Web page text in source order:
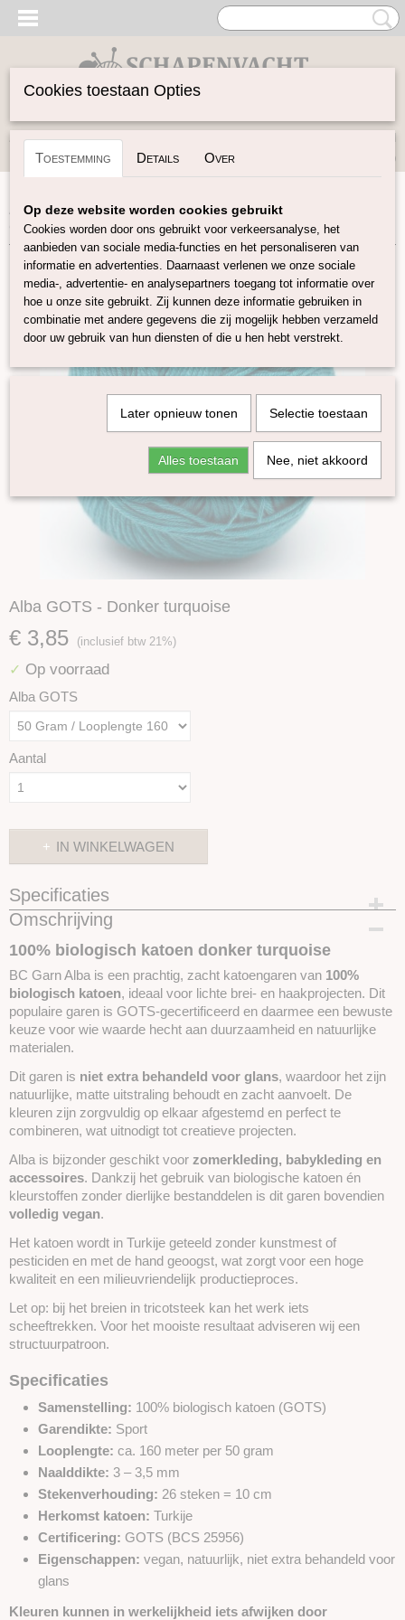
Inloggen Registreren
(0)
Home>Garen>Merken>BC Garn>Alba Gots
GOTS - Donker turquoise
Alba GOTS - Donker turquoise
€ 3,85 (inclusief btw 21%)
✓ Op voorraad
Alba GOTS
Aantal
IN WINKELWAGEN
Specificaties
Productcode
Omschrijving
100% biologisch katoen donker turquoise
BC Garn Alba is een prachtig, zacht katoengaren van 100%
biologisch katoen, ideaal voor lichte brei- en haakprojecten. Dit
populaire garen is GOTS-gecertificeerd en daarmee een bewuste
keuze voor wie waarde hecht aan duurzaamheid en natuurlijke
materialen.
Dit garen is niet extra behandeld voor glans, waardoor het zijn
natuurlijke, matte uitstraling behoudt en zacht aanvoelt. De
kleuren zijn zorgvuldig op elkaar afgestemd en perfect te
combineren, wat uitnodigt tot creatieve projecten.
Alba is bijzonder geschikt voor zomerkleding, babykleding en
accessoires. Dankzij het gebruik van biologische katoen én
kleurstoffen zonder dierlijke bestanddelen is dit garen bovendien
volledig vegan.
Het katoen wordt in Turkije geteeld zonder kunstmest of
pesticiden en met de hand geoogst, wat zorgt voor een hoge
kwaliteit en een milieuvriendelijk productieproces.
Let op: bij het breien in tricotsteek kan het werk iets
scheeftrekken. Voor het mooiste resultaat adviseren wij een
structuurpatroon.
Specificaties
Samenstelling: 100% biologisch katoen (GOTS)
Garendikte: Sport
Looplengte: ca. 160 meter per 50 gram
Naalddikte: 3 – 3,5 mm
Stekenverhouding: 26 steken = 10 cm
Herkomst katoen: Turkije
Certificering: GOTS (BCS 25956)
Eigenschappen: vegan, natuurlijk, niet extra behandeld voor
glans
Kleuren kunnen in werkelijkheid iets afwijken door
Cookies toestaan Opties
Toestemming Details Over
Op deze website worden cookies gebruikt
Cookies worden door ons gebruikt voor verkeersanalyse, het
aanbieden van sociale media-functies en het personaliseren van
informatie en advertenties. Daarnaast verlenen we onze sociale
media-, advertentie- en analysepartners toegang tot informatie over
hoe u onze site gebruikt. Zij kunnen deze informatie gebruiken in
combinatie met andere gegevens die zij mogelijk hebben verzameld
door uw gebruik van hun diensten of die u hen hebt verstrekt.
Later opnieuw tonen Selectie toestaan
Alles toestaan Nee, niet akkoord